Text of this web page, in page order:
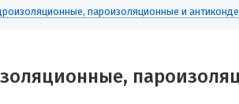
пароизоляционные и